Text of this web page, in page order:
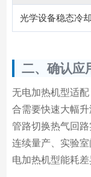
光学设备稳态冷却
二、确认应
无电加热机型适
合需要快速大幅
管路切换热气回
连续量产、实验
电加热机型能耗差